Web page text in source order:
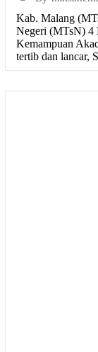
Kab. Malang
Negeri (MTsN) 4
Kemampuan
tertib dan lancar,